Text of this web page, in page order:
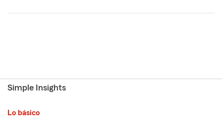
Simple Insights
Lo básico